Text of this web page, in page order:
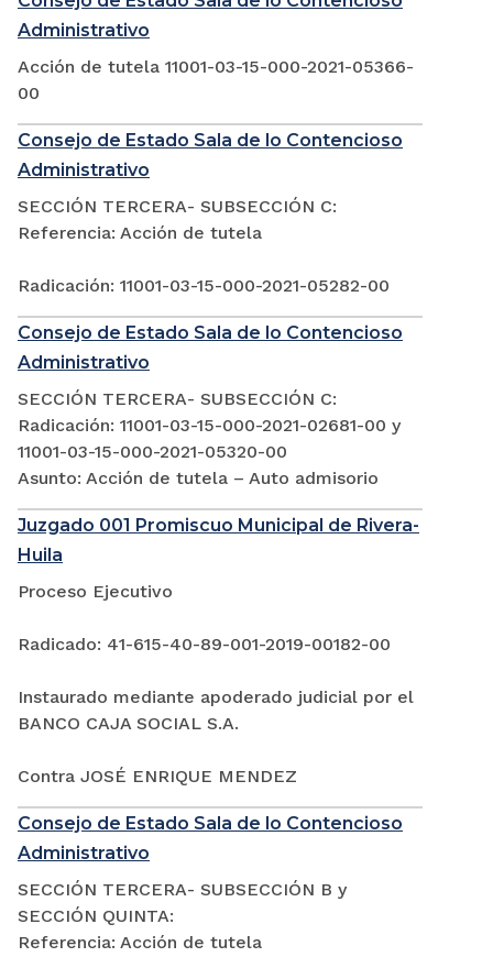
Administrativo
Acción de tutela 11001-03-15-000-2021-05366-
00
Consejo de Estado Sala de lo Contencioso
Administrativo
SECCIÓN TERCERA- SUBSECCIÓN C:
Referencia: Acción de tutela
Radicación: 11001-03-15-000-2021-05282-00
Consejo de Estado Sala de lo Contencioso
Administrativo
SECCIÓN TERCERA- SUBSECCIÓN C:
Radicación: 11001-03-15-000-2021-02681-00 y
11001-03-15-000-2021-05320-00
Asunto: Acción de tutela – Auto admisorio
Juzgado 001 Promiscuo Municipal de Rivera-
Huila
Proceso Ejecutivo
Radicado: 41-615-40-89-001-2019-00182-00
Instaurado mediante apoderado judicial por el
BANCO CAJA SOCIAL S.A.
Contra JOSÉ ENRIQUE MENDEZ
Consejo de Estado Sala de lo Contencioso
Administrativo
SECCIÓN TERCERA- SUBSECCIÓN B y
SECCIÓN QUINTA:
Referencia: Acción de tutela